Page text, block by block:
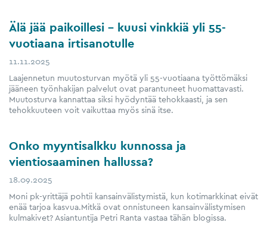
Älä jää paikoillesi – kuusi vinkkiä yli 55-​
vuotiaana irtisanotulle
11.11.2025
Laajennetun muutosturvan myötä yli 55-​vuotiaana työttömäksi
jääneen työnhakijan palvelut ovat parantuneet huomattavasti.
Muutosturva kannattaa siksi hyödyntää tehokkaasti, ja sen
tehokkuuteen voit vaikuttaa myös sinä itse.
Onko myyntisalkku kunnossa ja
vientiosaaminen hallussa?
18.09.2025
Moni pk-yrittäjä pohtii kansainvälistymistä, kun kotimarkkinat eivät
enää tarjoa kasvua.Mitkä ovat onnistuneen kansainvälistymisen
kulmakivet? Asiantuntija Petri Ranta vastaa tähän blogissa.